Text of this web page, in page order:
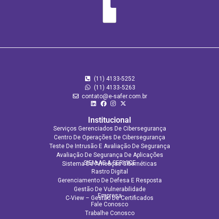
(11) 4133-5252
(11) 4133‑5263
contato@e-safer.com.br
Institucional
Serviços Gerenciados De Cibersegurança
Centro De Operações De Cibersegurança
Teste De Intrusão E Avaliação De Segurança
Avaliação De Segurança De Aplicações​
Sistema De Ameaças Cibernéticas
SIEM AS A SERVICE
Rastro Digital
Gerenciamento De Defesa E Resposta
Gestão De Vulnerabilidade
C-View – Gestão De Certificados
Empresa
Fale Conosco
Trabalhe Conosco